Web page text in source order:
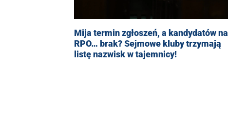
Mija termin zgłoszeń, a kandydatów na
RPO… brak? Sejmowe kluby trzymają
listę nazwisk w tajemnicy!